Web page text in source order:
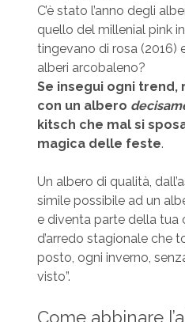
C’è stato l’anno degli
quello del millenial pink
tingevano di rosa (2016)
alberi arcobaleno?
Se insegui ogni
con un albero
kitsch che mal si
magica delle feste.
Un albero di qualità,
simile possibile ad un
e diventa parte della tua
d’arredo stagionale che
posto, ogni inverno,
visto”.
Come abbinare